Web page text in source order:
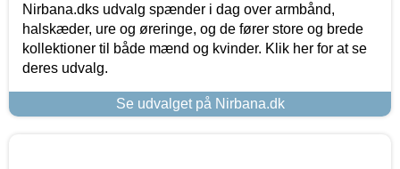
Nirbana.dks udvalg spænder i dag over armbånd,
halskæder, ure og øreringe, og de fører store og brede
kollektioner til både mænd og kvinder. Klik her for at se
deres udvalg.
Se udvalget på Nirbana.dk